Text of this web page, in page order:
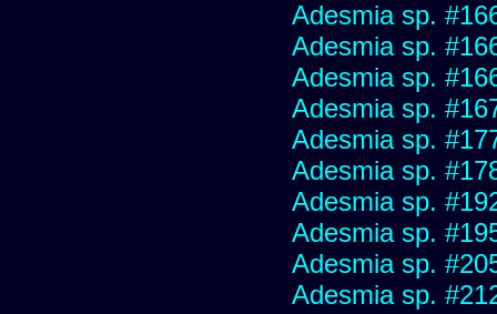
Adesmia sp.
Adesmia sp.
Adesmia sp.
Adesmia sp.
Adesmia sp.
Adesmia sp.
Adesmia sp.
Adesmia sp.
Adesmia sp.
Adesmia sp.